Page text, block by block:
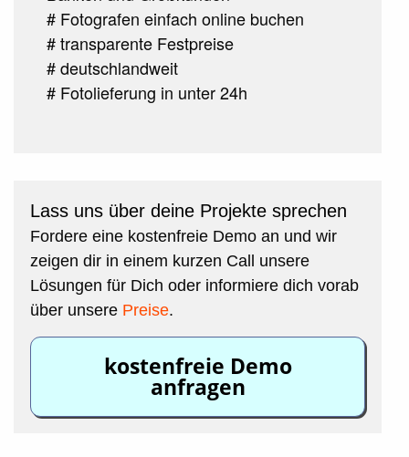
# Fotografen einfach online buchen
# transparente Festpreise
# deutschlandweit
# Fotolieferung in unter 24h
Lass uns über deine Projekte sprechen
Fordere eine kostenfreie Demo an und wir
zeigen dir in einem kurzen Call unsere
Lösungen für Dich oder informiere dich vorab
über unsere Preise.
kostenfreie Demo
anfragen